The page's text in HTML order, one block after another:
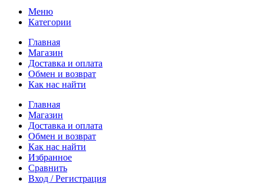
Меню
Категории
Главная
Магазин
Доставка и оплата
Обмен и возврат
Как нас найти
Главная
Магазин
Доставка и оплата
Обмен и возврат
Как нас найти
Избранное
Сравнить
Вход / Регистрация